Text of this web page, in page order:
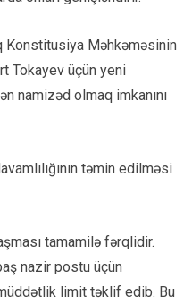
Konstitusiya Məhkəməsinin
Tokayev üçün yeni
namizəd olmaq imkanını
təmin edilməsi
tamamilə fərqlidir.
nazir postu üçün
limit təklif edib. Bu